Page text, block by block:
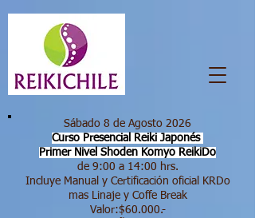
Sábado 8 de Agosto 2026
Curso Presencial Reiki Japonés
Primer Nivel Shoden Komyo ReikiDo
de 9:00 a 14:00 hrs.​
Incluye Manual y Certificación oficial KRDo
mas Linaje y Coffe Break
Valor:$60.000.-